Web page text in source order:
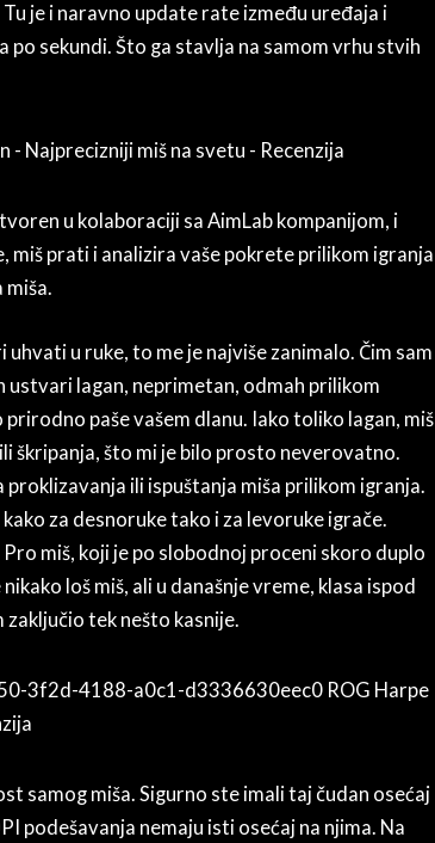
je i naravno update rate između uređaja i
sekundi. Što ga stavlja na samom vrhu stvih
u kolaboraciji sa AimLab kompanijom, i
miš prati i analizira vaše pokrete prilikom igranja
miša.
u ruke, to me je najviše zanimalo. Čim sam
ustvari lagan, neprimetan, odmah prilikom
paše vašem dlanu. Iako toliko lagan, miš
škripanja, što mi je bilo prosto neverovatno.
ili ispuštanja miša prilikom igranja.
za desnoruke tako i za levoruke igrače.
miš, koji je po slobodnoj proceni skoro duplo
loš miš, ali u današnje vreme, klasa ispod
zaključio tek nešto kasnije.
samog miša. Sigurno ste imali taj čudan osećaj
podešavanja nemaju isti osećaj na njima. Na